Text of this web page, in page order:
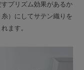
プリズム効果があるか
）にしてサテン織りを
ます。